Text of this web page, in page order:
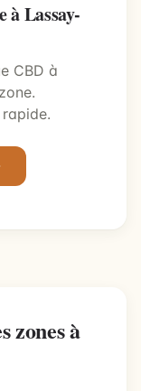
à Lassay-
CBD à
zones à